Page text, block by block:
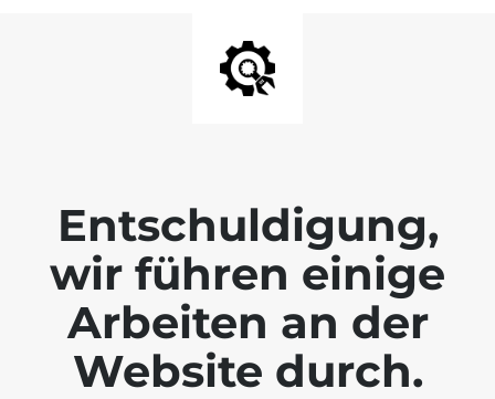
Entschuldigung,
wir führen einige
Arbeiten an der
Website durch.